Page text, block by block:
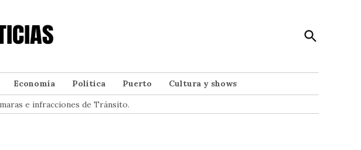
Open
Search
Economía Política Puerto
Cultura y shows
e infracciones de Tránsito.